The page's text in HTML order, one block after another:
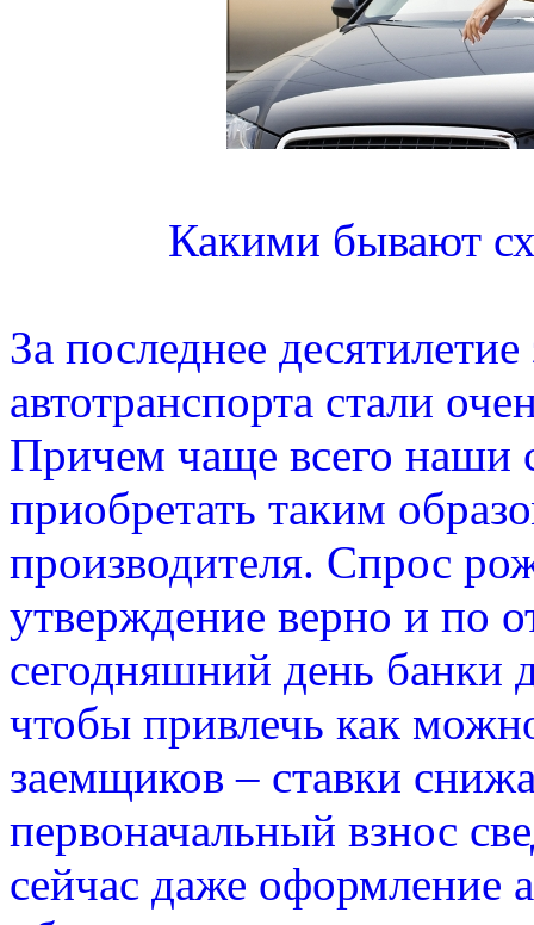
Какими бывают
За последнее
автотранспорта стали
Причем чаще всего наши
приобретать таким
производителя. Спрос
утверждение верно и по
сегодняшний день банки
чтобы привлечь как
заемщиков – ставки
первоначальный взнос
сейчас даже оформление